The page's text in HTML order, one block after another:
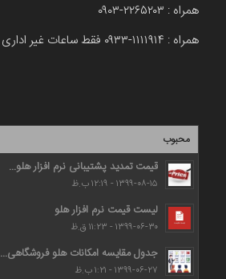
همراه : ۲۲۶۵۲۰۳-۰۹۰۳
همراه : ۱۱۱۱۹۱۴-۰۹۳۳ فقط ساعات غیر اداری
محبوب
قیمت تمدید پشتیبانی نرم افزار هلو...
۱۳۹۹-۰۸-۱۵ - ۱۲:۱۹ ب.ظ
لیست قیمت نرم افزار هلو
۱۳۹۹-۰۶-۳۰ - ۱۱:۲۳ ق.ظ
جدول مقایسه امکانات هلو فروشگاهی...
۱۳۹۹-۰۶-۲۷ - ۱:۲۱ ب.ظ